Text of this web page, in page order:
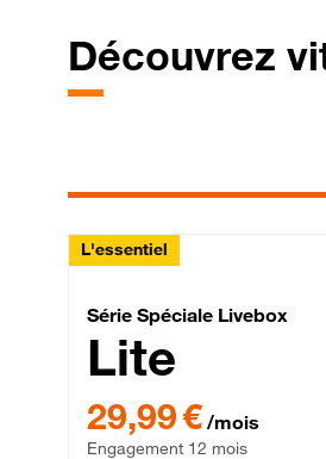
Découvrez
L'essentiel
Série
Série Spéciale Livebox
Lite
29,99 € par mois ,
29,99 € /mois
Engagement 12 mois